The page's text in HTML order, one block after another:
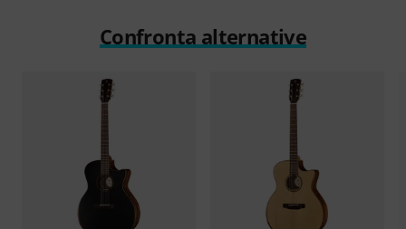
Confronta alternative